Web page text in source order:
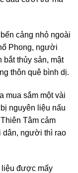
cảng nhỏ ngoài
Phong, người
bắt thủy sản, mật
thôn quê bình dị.
mua sắm một vài
nguyên liệu nấu
Tâm cảm
dân, người thì rao
được mấy